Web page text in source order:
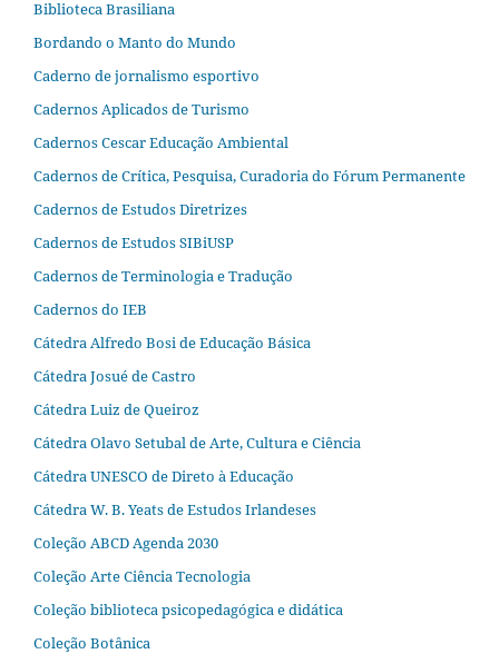
Biblioteca Brasiliana
Bordando o Manto do Mundo
Caderno de jornalismo esportivo
Cadernos Aplicados de Turismo
Cadernos Cescar Educação Ambiental
Cadernos de Crítica, Pesquisa, Curadoria do Fórum Permanente
Cadernos de Estudos Diretrizes
Cadernos de Estudos SIBiUSP
Cadernos de Terminologia e Tradução
Cadernos do IEB
Cátedra Alfredo Bosi de Educação Básica
Cátedra Josué de Castro
Cátedra Luiz de Queiroz
Cátedra Olavo Setubal de Arte, Cultura e Ciência
Cátedra UNESCO de Direto à Educação
Cátedra W. B. Yeats de Estudos Irlandeses
Coleção ABCD Agenda 2030
Coleção Arte Ciência Tecnologia
Coleção biblioteca psicopedagógica e didática
Coleção Botânica